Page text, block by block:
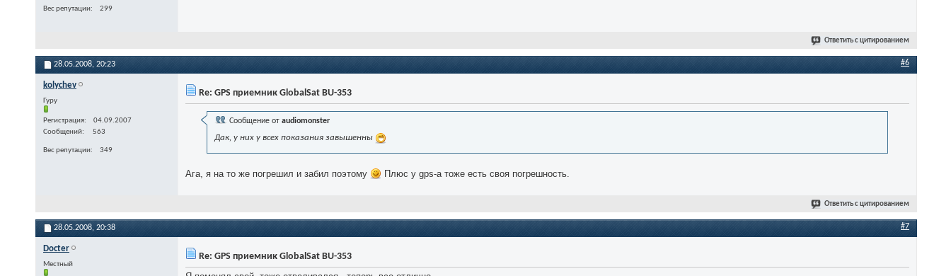
Вес репутации 299
Ответить с цитированием
28.05.2008, 20:23 #6
kolychev
Гуру
Регистрация
04.09.2007
Сообщений
563
Вес репутации 349
Re: GPS приемник GlobalSat BU-353
Сообщение от audiomonster
Дак, у них у всех показания завышенны
Ага, я на то же погрешил и забил поэтому Плюс у gps-а тоже есть своя погрешность.
Ответить с цитированием
28.05.2008, 20:38 #7
Docter
Местный
Re: GPS приемник GlobalSat BU-353